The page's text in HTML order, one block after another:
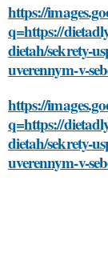
https://
q=https://
dietah/sekrety-
uverennym-v-
https://
q=https://
dietah/sekrety-
uverennym-v-